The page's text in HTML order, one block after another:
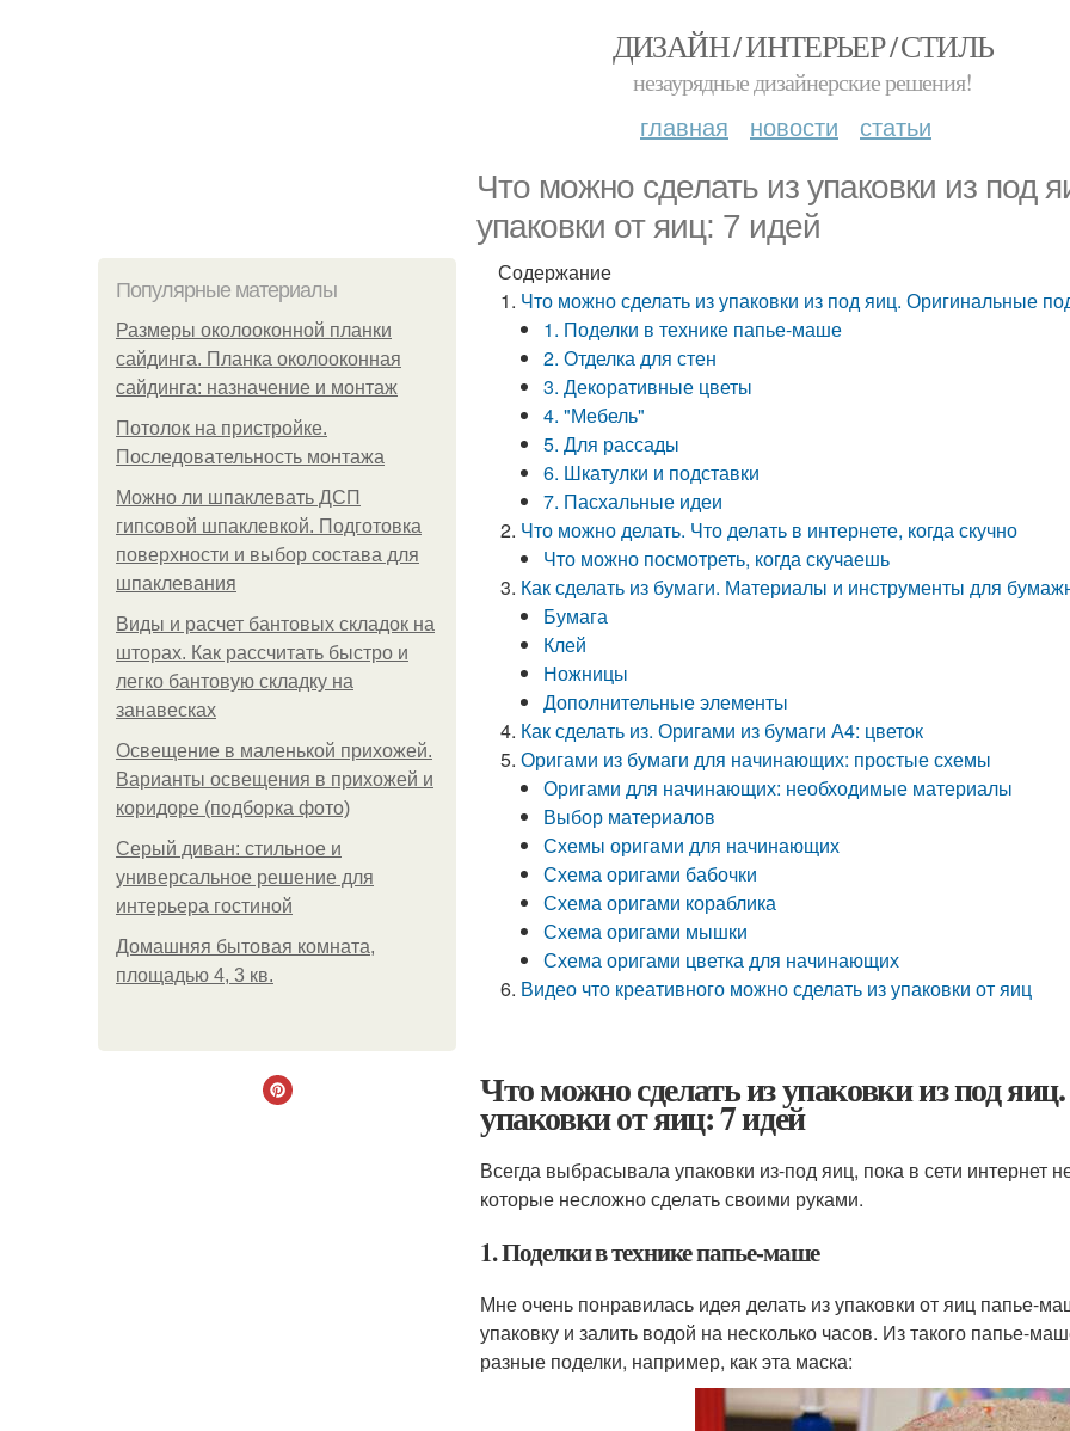
ДИЗАЙН / ИНТЕРЬЕР / СТИЛЬ
незаурядные дизайнерские решения!
главная новости статьи
Что можно сделать из упаковки из под
упаковки от яиц: 7 идей
Популярные материалы
Размеры околооконной планки
сайдинга. Планка околооконная
сайдинга: назначение и монтаж
Потолок на пристройке.
Последовательность монтажа
Можно ли шпаклевать ДСП
гипсовой шпаклевкой. Подготовка
поверхности и выбор состава для
шпаклевания
Виды и расчет бантовых складок на
шторах. Как рассчитать быстро и
легко бантовую складку на
занавесках
Освещение в маленькой прихожей.
Варианты освещения в прихожей и
коридоре (подборка фото)
Серый диван: стильное и
универсальное решение для
интерьера гостиной
Домашняя бытовая комната,
площадью 4, 3 кв.
Содержание
Что можно сделать из упаковки из под яиц. Оригинальные
1. Поделки в технике папье-маше
2. Отделка для стен
3. Декоративные цветы
4. "Мебель"
5. Для рассады
6. Шкатулки и подставки
7. Пасхальные идеи
Что можно делать. Что делать в интернете, когда скучно
Что можно посмотреть, когда скучаешь
Как сделать из бумаги. Материалы и инструменты для
Бумага
Клей
Ножницы
Дополнительные элементы
Как сделать из. Оригами из бумаги А4: цветок
Оригами из бумаги для начинающих: простые схемы
Оригами для начинающих: необходимые материалы
Выбор материалов
Схемы оригами для начинающих
Схема оригами бабочки
Схема оригами кораблика
Схема оригами мышки
Схема оригами цветка для начинающих
Видео что креативного можно сделать из упаковки от яиц
Что можно сделать из упаковки из под
упаковки от яиц: 7 идей
Всегда выбрасывала упаковки из-под яиц, пока в сети интернет
которые несложно сделать своими руками.
1. Поделки в технике папье-маше
Мне очень понравилась идея делать из упаковки от яиц папье-
упаковку и залить водой на несколько часов. Из такого папье-
разные поделки, например, как эта маска: